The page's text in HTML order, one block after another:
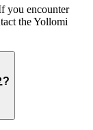
you encounter
the Yollomi
?